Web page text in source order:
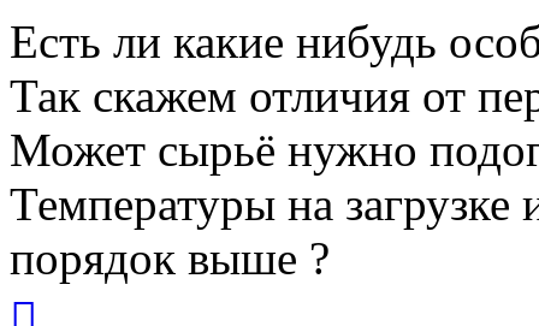
Есть ли какие нибудь
Так скажем отличия от
Может сырьё нужно
Температуры на
порядок выше ?